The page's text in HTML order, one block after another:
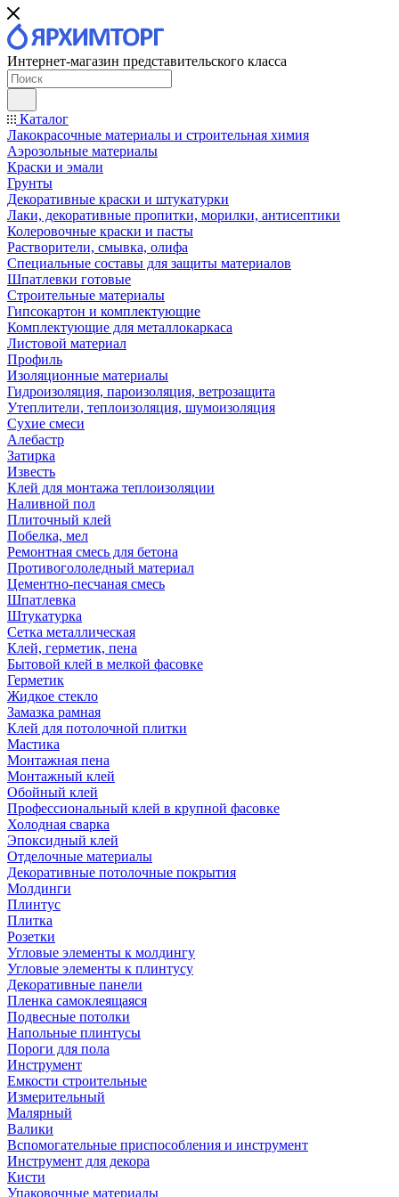
Интернет-магазин представительского класса
Каталог
Лакокрасочные материалы и строительная химия
Аэрозольные материалы
Краски и эмали
Грунты
Декоративные краски и штукатурки
Лаки, декоративные пропитки, морилки, антисептики
Колеровочные краски и пасты
Растворители, смывка, олифа
Специальные составы для защиты материалов
Шпатлевки готовые
Строительные материалы
Гипсокартон и комплектующие
Комплектующие для металлокаркаса
Листовой материал
Профиль
Изоляционные материалы
Гидроизоляция, пароизоляция, ветрозащита
Утеплители, теплоизоляция, шумоизоляция
Сухие смеси
Алебастр
Затирка
Известь
Клей для монтажа теплоизоляции
Наливной пол
Плиточный клей
Побелка, мел
Ремонтная смесь для бетона
Противогололедный материал
Цементно-песчаная смесь
Шпатлевка
Штукатурка
Сетка металлическая
Клей, герметик, пена
Бытовой клей в мелкой фасовке
Герметик
Жидкое стекло
Замазка рамная
Клей для потолочной плитки
Мастика
Монтажная пена
Монтажный клей
Обойный клей
Профессиональный клей в крупной фасовке
Холодная сварка
Эпоксидный клей
Отделочные материалы
Декоративные потолочные покрытия
Молдинги
Плинтус
Плитка
Розетки
Угловые элементы к молдингу
Угловые элементы к плинтусу
Декоративные панели
Пленка самоклеящаяся
Подвесные потолки
Напольные плинтусы
Пороги для пола
Инструмент
Емкости строительные
Измерительный
Малярный
Валики
Вспомогательные приспособления и инструмент
Инструмент для декора
Кисти
Упаковочные материалы